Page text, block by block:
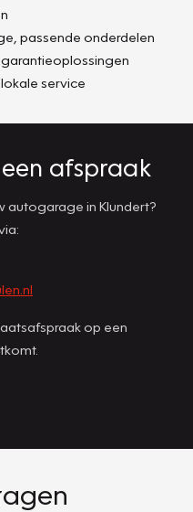
passende onderdelen
service
afspraak
autogarage in Klundert?
op een